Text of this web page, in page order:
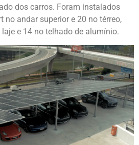
dos carros. Foram instalados
no andar superior e 20 no térreo,
e 14 no telhado de alumínio.